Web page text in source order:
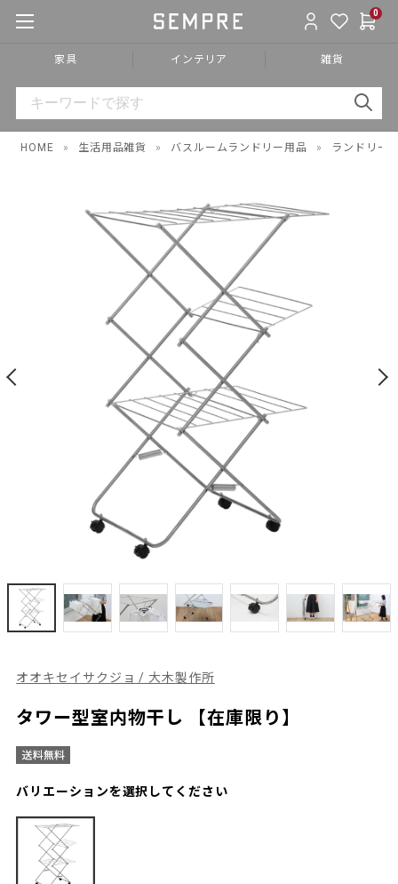
0
家具 インテリア 雑貨
HOME » 生活用品雑貨 » バスルームランドリー用品 » ランドリー
オオキセイサクジョ / 大木製作所
タワー型室内物干し 【在庫限り】
バリエーションを選択してください